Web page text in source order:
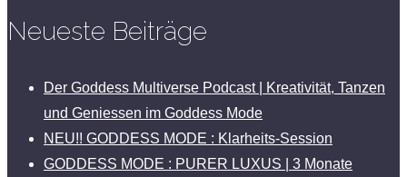
Neueste Beiträge
Der Goddess Multiverse Podcast | Kreativität, Tanzen
und Geniessen im Goddess Mode
NEU!! GODDESS MODE : Klarheits-Session
GODDESS MODE : PURER LUXUS | 3 Monate